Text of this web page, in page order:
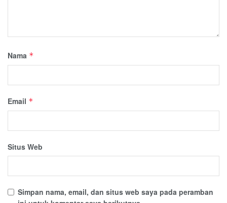
Nama *
Email *
Situs Web
Simpan nama, email, dan situs web saya pada peramban